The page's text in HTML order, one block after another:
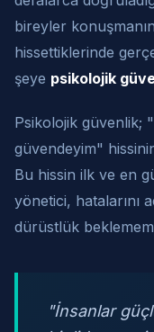
bireyler
hissettiklerinde
şeye psikolojik
Psikolojik güvenlik;
güvendeyim"
Bu hissin ilk ve en
yönetici, hatalarını
dürüstlük
"İnsanlar